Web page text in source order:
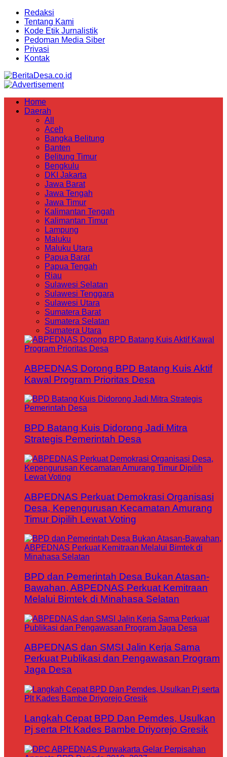
Redaksi
Tentang Kami
Kode Etik Jurnalistik
Pedoman Media Siber
Privasi
Kontak
Home
Daerah
All
Aceh
Bangka Belitung
Banten
Belitung Timur
Bengkulu
DKI Jakarta
Jawa Barat
Jawa Tengah
Jawa Timur
Kalimantan Tengah
Kalimantan Timur
Lampung
Maluku
Maluku Utara
Papua Barat
Papua Tengah
Riau
Sulawesi Selatan
Sulawesi Tenggara
Sulawesi Utara
Sumatera Barat
Sumatera Selatan
Sumatera Utara
ABPEDNAS Dorong BPD Batang Kuis Aktif
Kawal Program Prioritas Desa
BPD Batang Kuis Didorong Jadi Mitra
Strategis Pemerintah Desa
ABPEDNAS Perkuat Demokrasi Organisasi
Desa, Kepengurusan Kecamatan Amurang
Timur Dipilih Lewat Voting
BPD dan Pemerintah Desa Bukan Atasan-
Bawahan, ABPEDNAS Perkuat Kemitraan
Melalui Bimtek di Minahasa Selatan
ABPEDNAS dan SMSI Jalin Kerja Sama
Perkuat Publikasi dan Pengawasan Program
Jaga Desa
Langkah Cepat BPD Dan Pemdes, Usulkan
Pj serta Plt Kades Bambe Driyorejo Gresik